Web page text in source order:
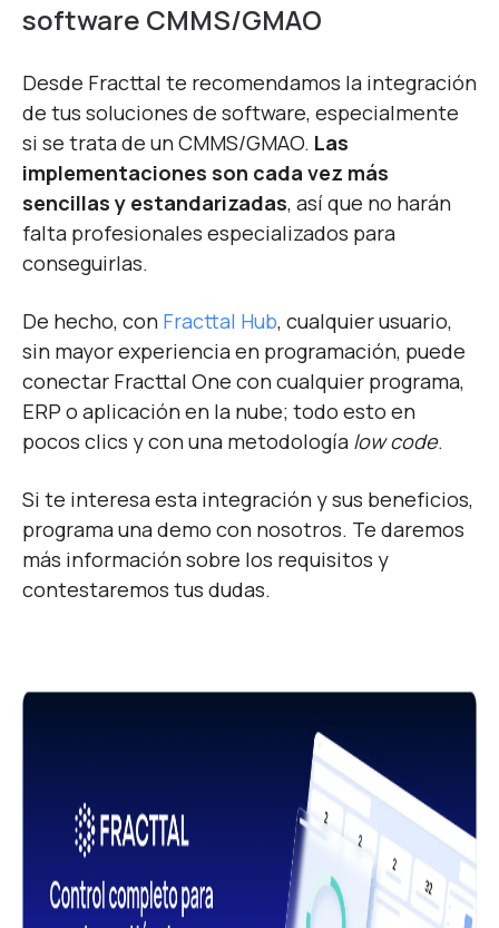
software CMMS/GMAO
Desde Fracttal te recomendamos la integración
de tus soluciones de software, especialmente
si se trata de un CMMS/GMAO. Las
implementaciones son cada vez más
sencillas y estandarizadas, así que no harán
falta profesionales especializados para
conseguirlas.
De hecho, con Fracttal Hub, cualquier usuario,
sin mayor experiencia en programación, puede
conectar Fracttal One con cualquier programa,
ERP o aplicación en la nube; todo esto en
pocos clics y con una metodología low code.
Si te interesa esta integración y sus beneficios,
programa una demo con nosotros. Te daremos
más información sobre los requisitos y
contestaremos tus dudas.